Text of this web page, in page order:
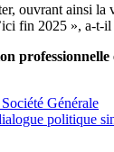
ouvrant ainsi
fin 2025 », a-t-
professionnelle
Générale
politique